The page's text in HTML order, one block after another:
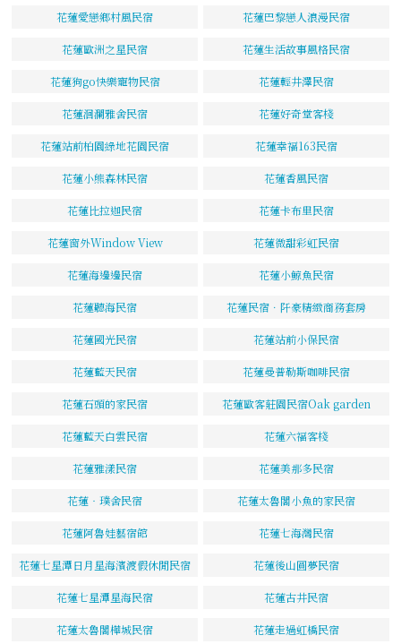
花蓮愛戀鄉村風民宿 花蓮巴黎戀人浪漫民宿
花蓮歐洲之星民宿 花蓮生活故事風格民宿
花蓮狗go快樂寵物民宿 花蓮輕井澤民宿
花蓮洄瀾雅舍民宿 花蓮好奇堂客棧
花蓮站前柏園綠地花園民宿 花蓮幸福163民宿
花蓮小熊森林民宿 花蓮香風民宿
花蓮比拉迦民宿 花蓮卡布里民宿
花蓮窗外Window View 花蓮微甜彩虹民宿
花蓮海邊邊民宿 花蓮小鯨魚民宿
花蓮聽海民宿 花蓮民宿．阡豪精緻商務套房
花蓮國光民宿 花蓮站前小保民宿
花蓮藍天民宿 花蓮曼普勒斯咖啡民宿
花蓮石頭的家民宿 花蓮歐客莊園民宿Oak garden
花蓮藍天白雲民宿 花蓮六福客棧
花蓮雅漾民宿 花蓮美那多民宿
花蓮‧璞舍民宿 花蓮太魯閣小魚的家民宿
花蓮阿魯娃藝宿館 花蓮七海灣民宿
花蓮七星潭日月星海濱渡假休閒民宿 花蓮後山圓夢民宿
花蓮七星潭星海民宿 花蓮古井民宿
花蓮太魯閣樺城民宿 花蓮走過虹橋民宿